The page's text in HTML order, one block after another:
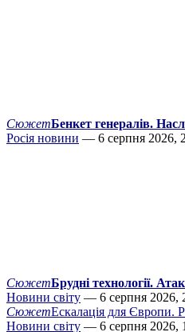
СюжетБенкет генералів.
Росія новини — 6 серпня 2026,
СюжетБрудні технології.
Новини світу — 6 серпня 2026,
СюжетЕскалація для Європи.
Новини світу — 6 серпня 2026,